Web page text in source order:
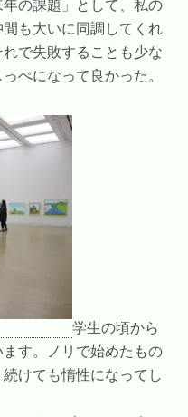
も大いに同調してくれ
で失敗することも少な
ぺになって良かった。
学生の頃から
す。ノリで始めたもの
けても惰性になってし